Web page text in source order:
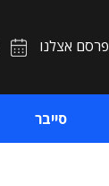
פרסם אצלנו
סייבר